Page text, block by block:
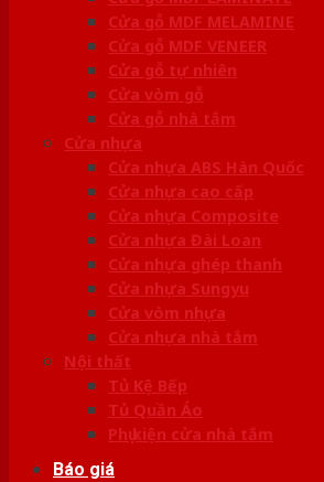
Cửa gỗ MDF MELAMINE
Cửa gỗ MDF VENEER
Cửa gỗ tự nhiên
Cửa vòm gỗ
Cửa gỗ nhà tắm
Cửa nhựa
Cửa nhựa ABS Hàn Quốc
Cửa nhựa cao cấp
Cửa nhựa Composite
Cửa nhựa Đài Loan
Cửa nhựa ghép thanh
Cửa nhựa Sungyu
Cửa vòm nhựa
Cửa nhựa nhà tắm
Nội thất
Tủ Kệ Bếp
Tủ Quần Áo
Phụ kiện cửa nhà tắm
Báo giá